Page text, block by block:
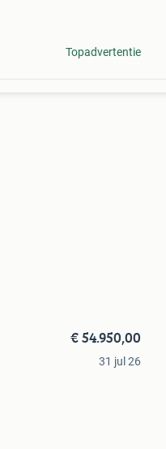
Topadvertentie
€ 54.950,00
31 jul 26